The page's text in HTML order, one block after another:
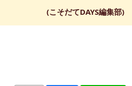
(こそだてDAYS編集部)